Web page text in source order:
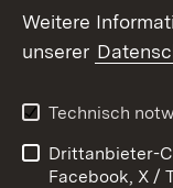
Barrierefreiheit
Impressum
Weitere
unserer
Technisch
Drittanbieter-
Facebook, X /